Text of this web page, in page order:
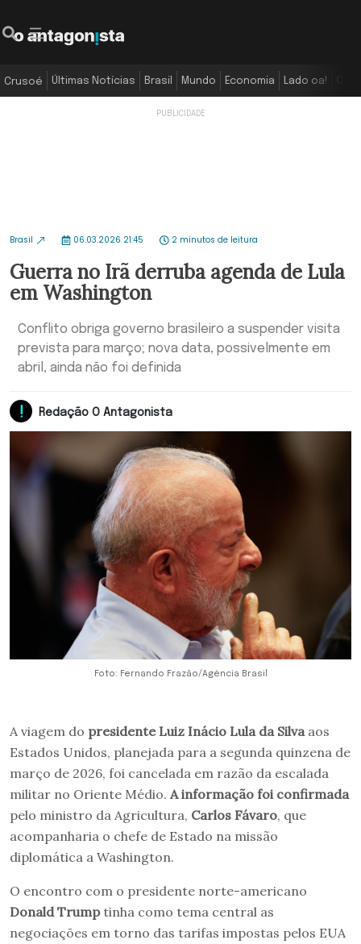
Crusoé Últimas Notícias Brasil Mundo Economia Lado oa!
Brasil 06.03.2026 21:45 2 minutos de leitura
Guerra no Irã derruba agenda de Lula
em Washington
Conflito obriga governo brasileiro a suspender visita
prevista para março; nova data, possivelmente em
abril, ainda não foi definida
Redação O Antagonista
Foto: Fernando Frazão/Agência Brasil
A viagem do presidente Luiz Inácio Lula da Silva aos
Estados Unidos, planejada para a segunda quinzena de
março de 2026, foi cancelada em razão da escalada
militar no Oriente Médio. A informação foi confirmada
pelo ministro da Agricultura, Carlos Fávaro, que
acompanharia o chefe de Estado na missão
diplomática a Washington.
O encontro com o presidente norte-americano
Donald Trumptinha como tema central as
negociações em torno das tarifas impostas pelos EUA